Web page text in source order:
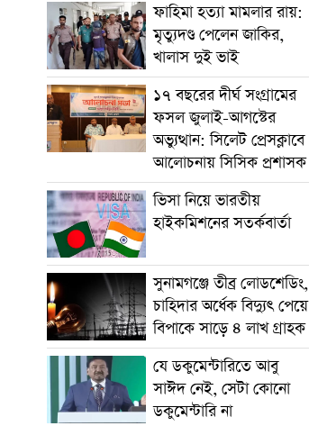
ফাহিমা হত্যা মামলার রায়:
মৃত্যুদণ্ড পেলেন জাকির,
খালাস দুই ভাই
১৭ বছরের দীর্ঘ সংগ্রামের
ফসল জুলাই-আগস্টের
অভ্যুত্থান: সিলেট প্রেসক্লাবে
আলোচনায় সিসিক প্রশাসক
ভিসা নিয়ে ভারতীয়
হাইকমিশনের সতর্কবার্তা
সুনামগঞ্জে তীব্র লোডশেডিং,
চাহিদার অর্ধেক বিদ্যুৎ পেয়ে
বিপাকে সাড়ে ৪ লাখ গ্রাহক
যে ডকুমেন্টারিতে আবু
সাঈদ নেই, সেটা কোনো
ডকুমেন্টারি না